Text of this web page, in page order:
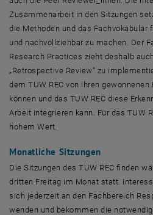
Zusammenarbeit in den Sitzungen
die Methoden und das Fachvokabular
und nachvollziehbar zu machen. Der
Research Practices zieht deshalb
„ Retrospective Review“ zu
dem TUW REC von ihren
können und das TUW REC diese
Arbeit integrieren kann. Für das TUW
hohem Wert.
Monatliche Sitzungen
Die Sitzungen des TUW REC finden
dritten Freitag im Monat statt.
sich jederzeit an den Fachbereich
wenden und bekommen die